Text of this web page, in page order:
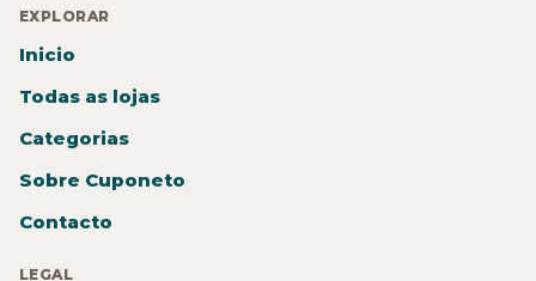
EXPLORAR
Inicio
Todas as lojas
Categorias
Sobre Cuponeto
Contacto
LEGAL